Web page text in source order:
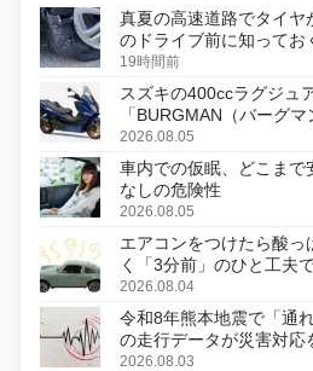
真夏の高速道路でタイ
のドライブ前に知ってお
19時間前
スズキの400ccラグジュ
「BURGMAN（バーグ
変更し、8月18日に発売
2026.08.05
車内での仮眠、どこま
なしの危険性
2026.08.05
エアコンをつけたら酸
く「3分前」のひと工夫
2026.08.04
令和8年熊本地震で「通
の走行データが災害対応
2026.08.03